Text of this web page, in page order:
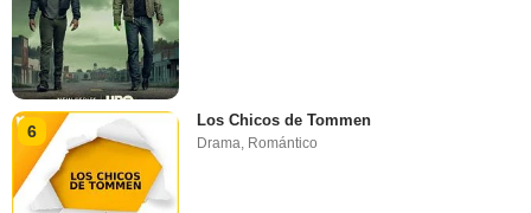
6
Los Chicos de Tommen
Drama, Romántico